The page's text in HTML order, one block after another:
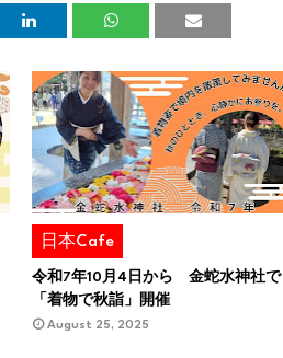
日本Cafe
令和7年10月4日から 金蛇水神社で
「着物で秋詣」開催
August 25, 2025